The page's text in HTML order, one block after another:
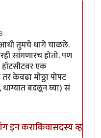
टाकला. त्याbyप्रचेतस
तुमचे धागे चाळले.
सांगणारच होतो. पण
हॉटसीटवर एक
केवढा मोठ्ठा पोपट
बदलून घ्या) सं
इन कराकिंवासदस्य व्हा